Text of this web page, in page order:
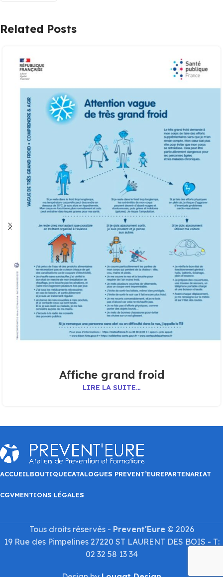
Related Posts
Affiche grand froid
LIRE LA SUITE…
ACCUEILBOUTIQUECATALOGUES PREVENT’EUREPARTENARIAT
CGVMENTIONS LÉGALES
Tous droits réservés - Prevent'Eure© 2026
19 Rue des Pimpelines 27220 ST LAURENT DES BOIS - T:
02 32 58 13 34